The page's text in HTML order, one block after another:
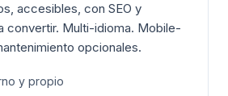
accesibles, con SEO y
convertir. Multi-idioma. Mobile-
opcionales.
y propio